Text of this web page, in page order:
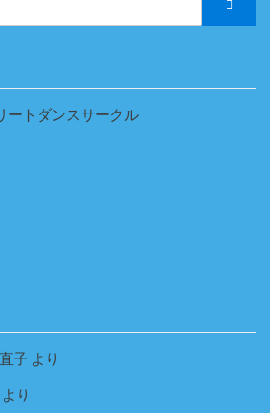
ートダンスサークル
子 より
より